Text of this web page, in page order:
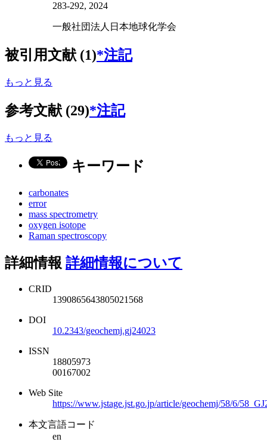
283-292, 2024
一般社団法人日本地球化学会
被引用文献 (1)*注記
もっと見る
参考文献 (29)*注記
もっと見る
キーワード
carbonates
error
mass spectrometry
oxygen isotope
Raman spectroscopy
詳細情報 詳細情報について
CRID
1390865643805021568
DOI
10.2343/geochemj.gj24023
ISSN
18805973
00167002
Web Site
https://www.jstage.jst.go.jp/article/geochemj/58/6/
本文言語コード
en